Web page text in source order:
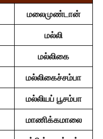
மலைமுண்டான்
மல்லி
மல்லிகை
மல்லிகைச்சம்பா
மல்லியப் பூசம்பா
மாணிக்கமாலை